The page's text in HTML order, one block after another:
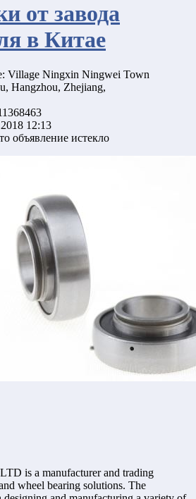
от завода
в Китае
Village Ningxin Ningwei Town
Hangzhou, Zhejiang,
12:13
объявление истекло
is a manufacturer and trading
wheel bearing solutions. The